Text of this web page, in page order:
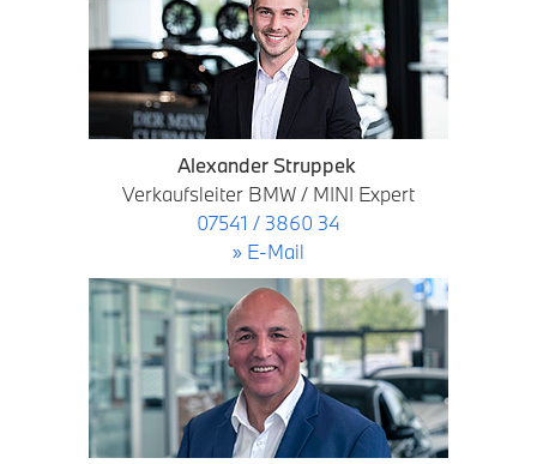
Alexander Struppek
Verkaufsleiter BMW / MINI Expert
07541 / 3860 34
» E-Mail